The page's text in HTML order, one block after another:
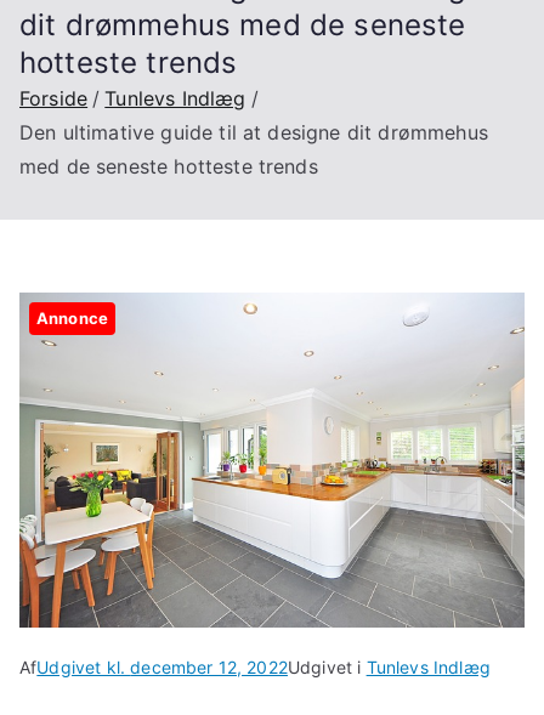
dit drømmehus med de seneste
hotteste trends
Forside
Tunlevs Indlæg
Den ultimative guide til at designe dit drømmehus
med de seneste hotteste trends
Annonce
AfUdgivet kl.december 12, 2022Udgivet i Tunlevs Indlæg